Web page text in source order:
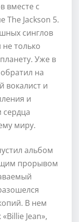
вместе с
The Jackson 5.
синглов
только
Уже в
на
вокалист и
и
миру.
альбом
прорывом
В нем
Jean»,